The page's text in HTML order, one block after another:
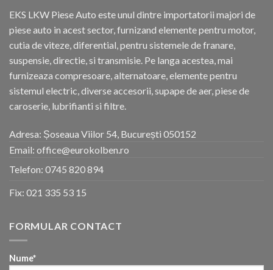
EKS LKW Piese Auto este unul dintre importatorii majori de
piese auto in acest sector, furnizand elemente pentru motor,
cutia de viteze, diferential, pentru sistemele de franare,
suspensie, directie, si transmisie. Pe langa acestea, mai
furnizeaza compresoare, alternatoare, elemente pentru
sistemul electric, diverse accesorii, supape de aer, piese de
caroserie, lubrifianti si filtre.
Adresa: Șoseaua Viilor 54, București 050152
Email: office@eurokolben.ro
Telefon: 0745 820 894
Fix: 021 335 53 15
FORMULAR CONTACT
Nume*